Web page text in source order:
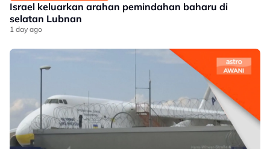
Israel keluarkan arahan pemindahan baharu di
selatan Lubnan
1 day ago